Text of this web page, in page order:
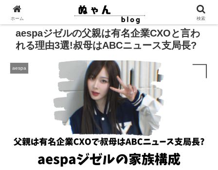
aespaジゼルの父親は有名企業CXOと言わ
れる理由3選!叔母はABCニュース支局長?
aespa
ホーム 検索